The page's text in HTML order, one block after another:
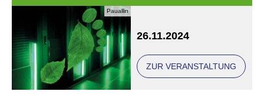
Pauallin
26.11.2024
ZUR VERANSTALTUNG